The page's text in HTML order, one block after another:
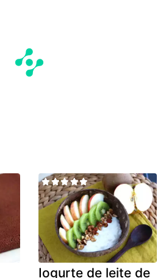
Iogurte de leite de